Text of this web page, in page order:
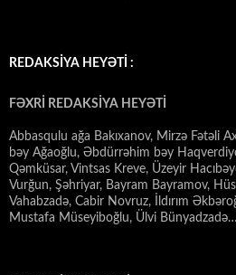
REDAKSİYA HEYƏTİ :
FƏXRİ REDAKSİYA HEYƏTİ
Abbasqulu ağa Bakıxanov, Mirzə Fətəli
bəy Ağaoğlu, Əbdürrəhim bəy
Qəmküsar, Vintsas Kreve, Üzeyir
Vurğun, Şəhriyar, Bayram Bayramov,
Vahabzadə, Cabir Novruz, İldırım
Mustafa Müseyiboğlu, Ülvi Bünyadzadə…